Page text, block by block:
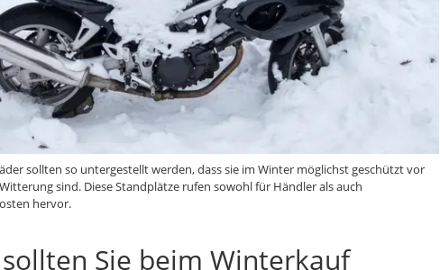
sollten so untergestellt werden, dass sie im Winter möglichst geschützt vor
sind. Diese Standplätze rufen sowohl für Händler als auch
hervor.
Sie beim Winterkauf